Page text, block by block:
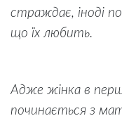
страждає, іноді
що їх любить.
Адже жінка в
починається з